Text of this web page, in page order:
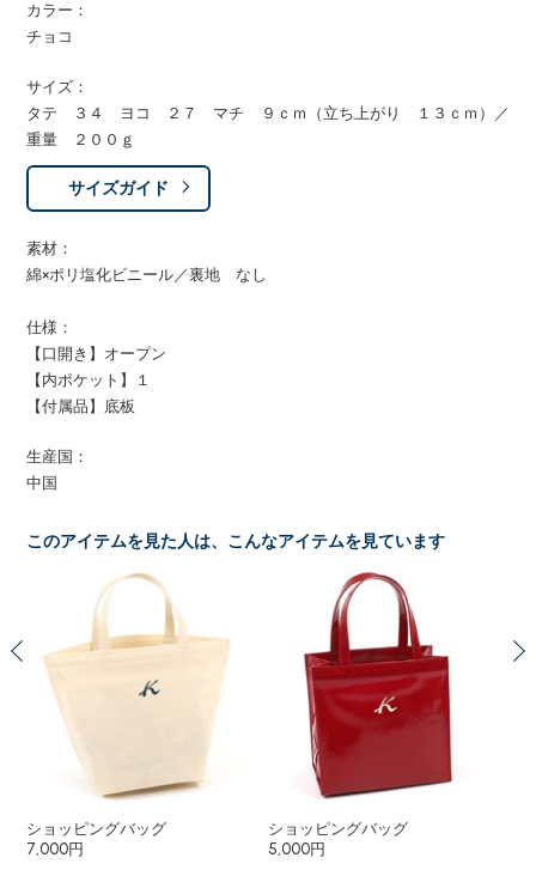
カラー：
チョコ
サイズ：
タテ ３４ ヨコ ２７ マチ ９ｃｍ（立ち上がり １３ｃｍ）／
重量 ２００ｇ
サイズガイド
素材：
綿×ポリ塩化ビニール／裏地 なし
仕様：
【口開き】オープン
【内ポケット】１
【付属品】底板
生産国：
中国
このアイテムを見た人は、こんなアイテムを見ています
ショッピングバッグ
7,000円
ショッピングバッグ
5,000円